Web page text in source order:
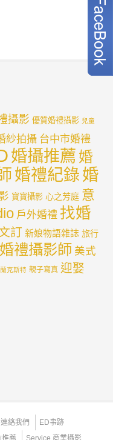
攝影 優質婚禮攝影 兒童
紗拍攝 台中市婚禮
婚攝推薦 婚
婚禮紀錄婚
寶寶攝影 心之芳庭 意
戶外婚禮 找婚
訂 新娘物語雜誌 旅行
禮攝影師 美式
蘭克斯特 親子寫真 迎娶
連絡我們
ED事跡
推薦 Service 商業攝影